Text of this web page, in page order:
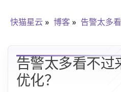
快猫星云 博客 告警太多
告警太多看不过
优化？